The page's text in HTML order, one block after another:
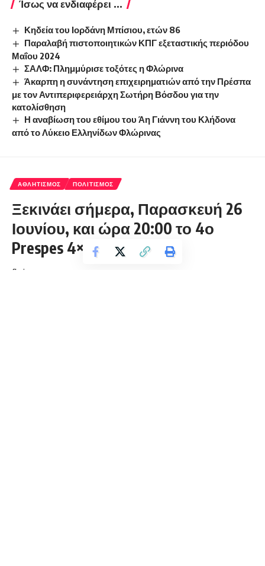
Ίσως να ενδιαφέρει ...
Κηδεία του Ιορδάνη Μπίσιου, ετών 86
Παραλαβή πιστοποιητικών ΚΠΓ εξεταστικής περιόδου
Μαΐου 2024
ΣΑΛΦ: Πλημμύρισε τοξότες η Φλώρινα
Άκαρπη η συνάντηση επιχειρηματιών από την Πρέσπα
με τον Αντιπεριφερειάρχη Σωτήρη Βόσδου για την
κατολίσθηση
Η αναβίωση του εθίμου του Άη Γιάννη του Κλήδονα
από το Λύκειο Ελληνίδων Φλώρινας
ΑΘΛΗΤΙΣΜΌΣ ΠΟΛΙΤΙΣΜΌΣ
Ξεκινάει σήμερα, Παρασκευή 26
Ιουνίου, και ώρα 20:00 το 4ο
Prespes 4×4 OffRoad trip
florinapress.gr